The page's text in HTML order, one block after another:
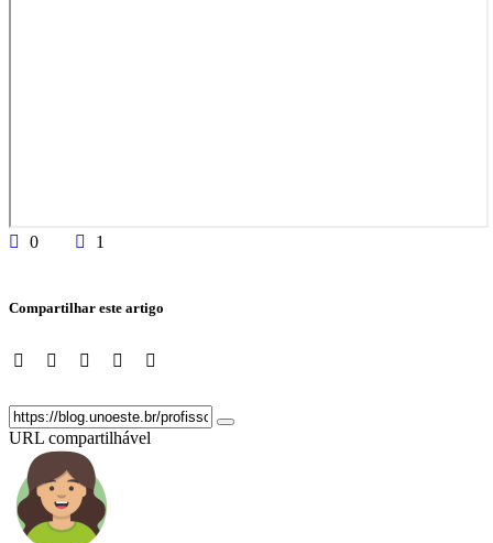
0 1
Compartilhar este artigo
URL compartilhável